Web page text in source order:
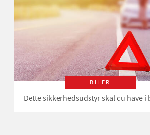
BILER
Dette sikkerhedsudstyr skal du have i